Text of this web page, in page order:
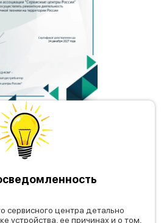
сервисного центра детально
устройства, ее причинах и о том,